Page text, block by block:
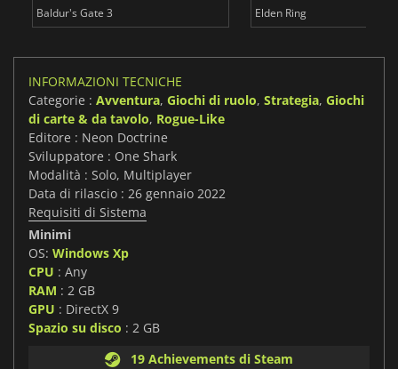
Baldur's Gate 3 Elden Ring
INFORMAZIONI TECNICHE
Categorie : Avventura, Giochi di ruolo, Strategia, Giochi
di carte & da tavolo, Rogue-Like
Editore : Neon Doctrine
Sviluppatore : One Shark
Modalità : Solo, Multiplayer
Data di rilascio : 26 gennaio 2022
Requisiti di Sistema
Minimi
OS: Windows Xp
CPU : Any
RAM : 2 GB
GPU : DirectX 9
Spazio su disco : 2 GB
19 Achievements di Steam